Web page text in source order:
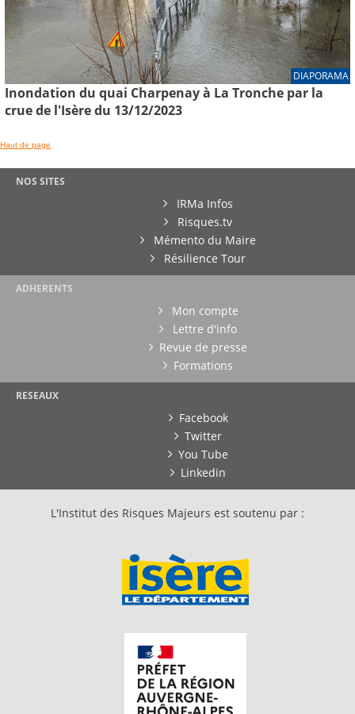
DIAPORAMA
Inondation du quai Charpenay à La Tronche par la
crue de l'Isère du 13/12/2023
Haut de page
NOS SITES
IRMa Infos
Risques.tv
Mémento du Maire
Résilience Tour
ADHERENTS
Mon compte
Lettre d'info
Revue de presse
Formations
RESEAUX
Facebook
Twitter
You Tube
Linkedin
L'Institut des Risques Majeurs est soutenu par :